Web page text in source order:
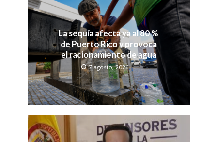
La sequía afecta ya al 80 %
de Puerto Rico y provoca
el racionamiento de agua
7 agosto, 2026